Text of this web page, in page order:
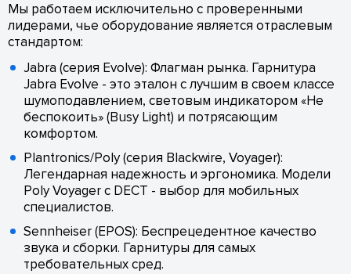
Мы работаем исключительно с проверенными
лидерами, чье оборудование является отраслевым
стандартом:
Jabra (серия Evolve): Флагман рынка. Гарнитура
Jabra Evolve - это эталон с лучшим в своем классе
шумоподавлением, световым индикатором «Не
беспокоить» (Busy Light) и потрясающим
комфортом.
Plantronics/Poly (серия Blackwire, Voyager):
Легендарная надежность и эргономика. Модели
Poly Voyager с DECT - выбор для мобильных
специалистов.
Sennheiser (EPOS): Беспрецедентное качество
звука и сборки. Гарнитуры для самых
требовательных сред.